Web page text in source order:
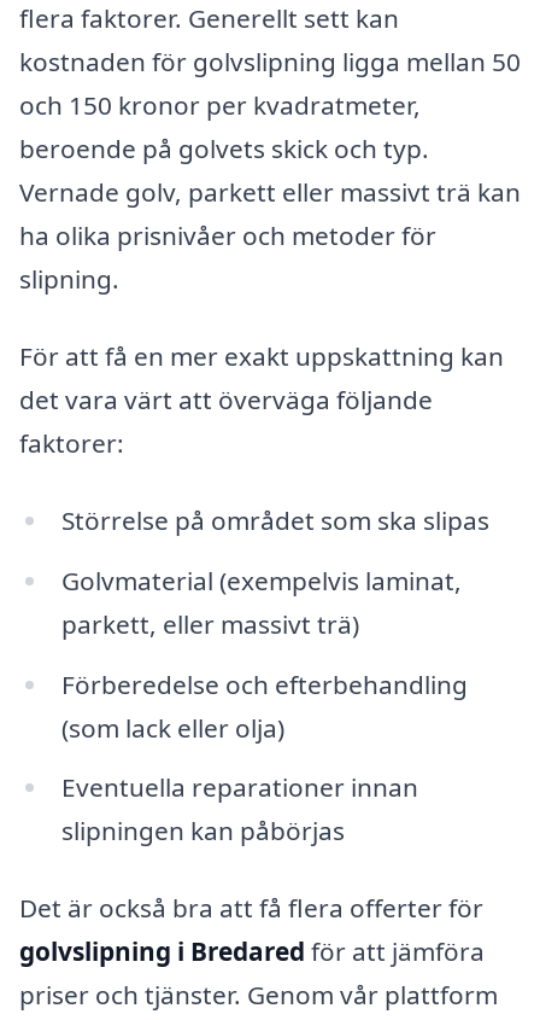
flera faktorer. Generellt sett kan
kostnaden för golvslipning ligga mellan 50
och 150 kronor per kvadratmeter,
beroende på golvets skick och typ.
Vernade golv, parkett eller massivt trä kan
ha olika prisnivåer och metoder för
slipning.
För att få en mer exakt uppskattning kan
det vara värt att överväga följande
faktorer:
Störrelse på området som ska slipas
Golvmaterial (exempelvis laminat,
parkett, eller massivt trä)
Förberedelse och efterbehandling
(som lack eller olja)
Eventuella reparationer innan
slipningen kan påbörjas
Det är också bra att få flera offerter för
golvslipning i Bredared för att jämföra
priser och tjänster. Genom vår plattform